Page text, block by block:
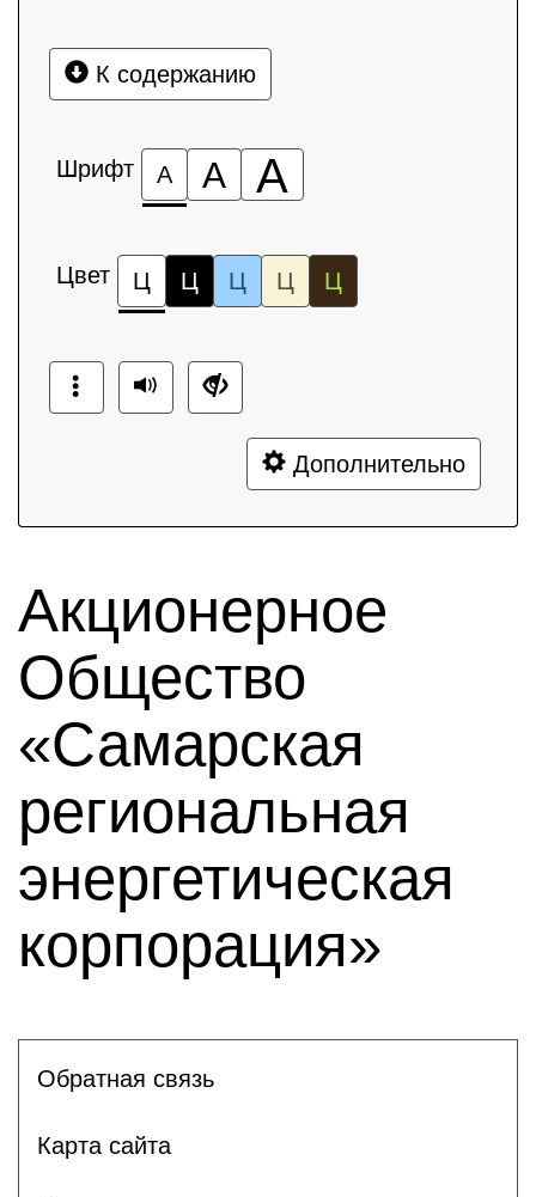
К содержанию
Шрифт А А А
Цвет Ц Ц Ц Ц Ц
Дополнительно
Акционерное
Общество
«Самарская
региональная
энергетическая
корпорация»
Обратная связь
Карта сайта